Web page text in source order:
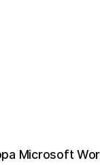
Microsoft